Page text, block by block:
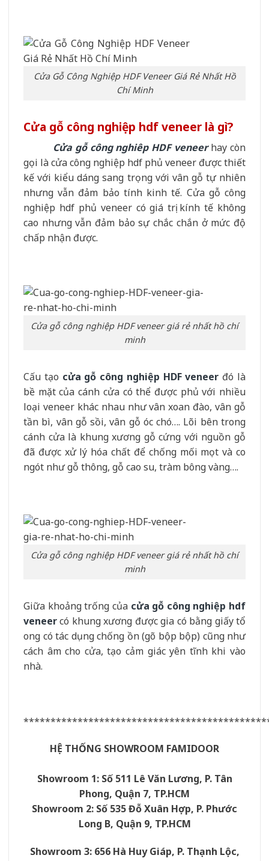
Cửa Gỗ Công Nghiệp HDF Veneer Giá Rẻ Nhất Hồ
Chí Minh
Cửa gỗ công nghiệp hdf veneer là gì?
Cửa gỗ công nghiêp HDF veneerhay còn
gọi là cửa công nghiệp hdf phủ veneer được thiết
kế với kiểu dáng sang trọng với vân gỗ tự nhiên
nhưng vẫn đảm bảo tính kinh tế. Cửa gỗ công
nghiệp hdf phủ veneer có giá trị kính tế không
cao nhưng vẫn đảm bảo sự chắc chắn ở mức độ
chấp nhận được.
Cửa gỗ công nghiệp HDF veneer giá rẻ nhất hồ chí
minh
Cấu tạo cửa gỗ công nghiệp HDF veneer đó là
bề mặt của cánh cửa có thể được phủ với nhiều
loại veneer khác nhau như vân xoan đào, vân gỗ
tần bì, vân gỗ sồi, vân gỗ óc chó…. Lõi bên trong
cánh cửa là khung xương gỗ cứng với nguồn gỗ
đã được xử lý hóa chất để chống mối mọt và co
ngót như gỗ thông, gỗ cao su, tràm bông vàng….
Cửa gỗ công nghiệp HDF veneer giá rẻ nhất hồ chí
minh
Giữa khoảng trống của cửa gỗ công nghiệp hdf
veneercó khung xương được gia có bằng giấy tổ
ong có tác dụng chống ồn (gõ bộp bộp) cũng như
cách âm cho cửa, tạo cảm giác yên tĩnh khi vào
nhà.
HỆ THỐNG SHOWROOM FAMIDOOR
Showroom 1: Số 511 Lê Văn Lương, P. Tân
Phong, Quận 7, TP.HCM
Showroom 2: Số 535 Đỗ Xuân Hợp, P. Phước
Long B, Quận 9, TP.HCM
Showroom 3: 656 Hà Huy Giáp, P. Thạnh Lộc,